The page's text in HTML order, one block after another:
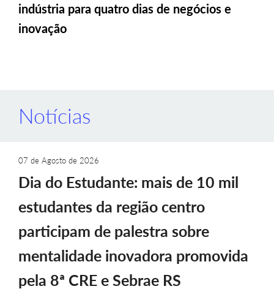
indústria para quatro dias de negócios e
inovação
Notícias
07 de Agosto de 2026
Dia do Estudante: mais de 10 mil
estudantes da região centro
participam de palestra sobre
mentalidade inovadora promovida
pela 8ª CRE e Sebrae RS